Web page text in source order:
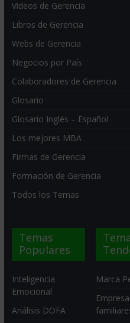
Videos de Gerencia
Libros de Gerencia
Webs de Gerencia
Negocios por País
Colaboradores de Gerencia
Glosario
Glosario Inglés – Español
Los mejores MBA
Firmas de Gerencia
Formación de Gerencia
Todos los Temas
Temas
Populares
Inteligencia
Emocional
Análisis DOFA
Marca